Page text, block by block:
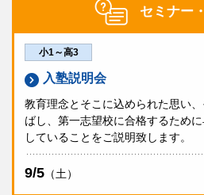
セミナー
小1～高3
入塾説明会
教育理念とそこに込められた思い
ばし、第一志望校に合格するため
していることをご説明致します。
9/5 （土）